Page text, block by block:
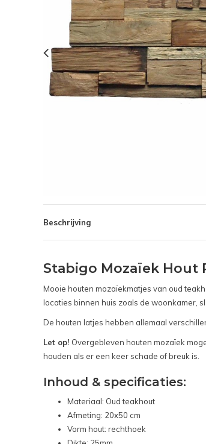
Beschrijving
Stabigo Mozaïek Hout
Mooie houten mozaïekmatjes van oud
locaties binnen huis zoals de woonkamer,
De houten latjes hebben allemaal
Let op! Overgebleven houten mozaïek
houden als er een keer schade of breuk is.
Inhoud & specificaties:
Materiaal: Oud teakhout
Afmeting: 20x50 cm
Vorm hout: rechthoek